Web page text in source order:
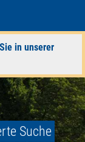
in unserer
Suche